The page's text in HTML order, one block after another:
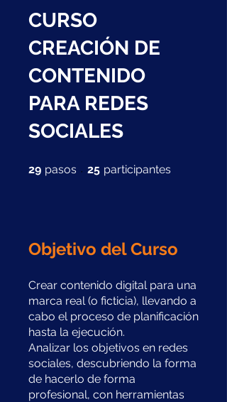
CURSO
CREACIÓN DE
CONTENIDO
PARA REDES
SOCIALES
29 pasos 29 pasos
25 participantes
Objetivo del Curso
Crear contenido digital para una
marca real (o ficticia), llevando a
cabo el proceso de planificación
hasta la ejecución.
Analizar los objetivos en redes
sociales, descubriendo la forma
de hacerlo de forma
profesional, con herramientas